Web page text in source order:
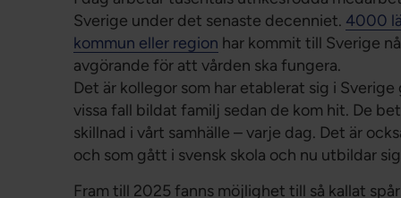
Sverige under det senaste decenniet. 4000
kommun eller region har kommit till Sverige
avgörande för att vården ska fungera.
Det är kollegor som har etablerat sig i
vissa fall bildat familj sedan de kom hit. De
skillnad i vårt samhälle – varje dag. Det är
och som gått i svensk skola och nu utbildar
Fram till 2025 fanns möjlighet till så kallat